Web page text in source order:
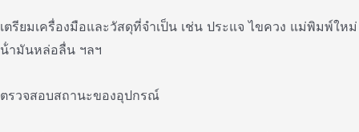
เตรียมเครื่องมือและวัสดุที่จําเป็น เช่น ประแจ ไขควง แม่พิมพ์ใหม่
น้ํามันหล่อลื่น ฯลฯ
ตรวจสอบสถานะของอุปกรณ์